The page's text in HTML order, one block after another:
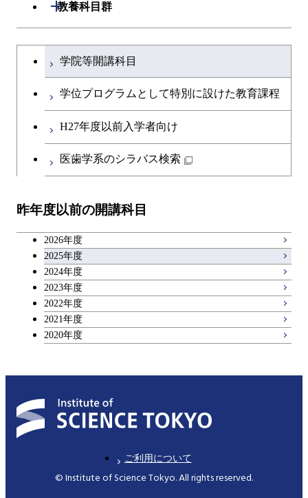
原子核工学コース
人間医療科学技術コース
ース
原子核工学コース
物質・情報卓越コース
知能情報コース
エネルギー・情報コース
人間医療科学技術コース
物質・情報卓越コース
ライフエンジニアリングコ
ース
物質・情報卓越コース
建築学系
コース
都市・環境学コース
コース
都市・環境学コース
開閉
エネルギーコース
エネルギー・情報コース
エンジニアリングデザイン
原子核工学コース
物質・情報卓越コース
社会・人間科学コース
イノベーション科学系
イノベーション科学コース
人間医療科学技術コース
技術経営専門職学位課程
開閉
技術経営専門職学位課程
専門科目
教養科目群
開閉
文系教養科目
英語科目
第二外国語科目
キャリア科目
大学院課程を切り替える
学院等開講科目
学位プログラムとして特別に設けた教育課程
H27年度以前入学者向け
医歯学系のシラバス検索
昨年度以前の開講科目
2026年度
2025年度
2024年度
2023年度
2022年度
2021年度
2020年度
ご利用について
© Institute of Science Tokyo. All rights reserved.